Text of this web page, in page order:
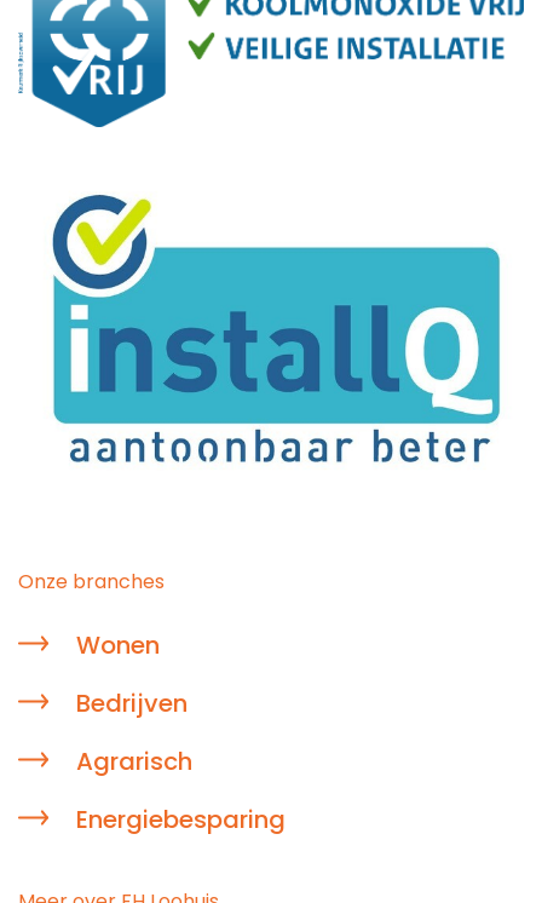
Onze branches
Wonen
Bedrijven
Agrarisch
Energiebesparing